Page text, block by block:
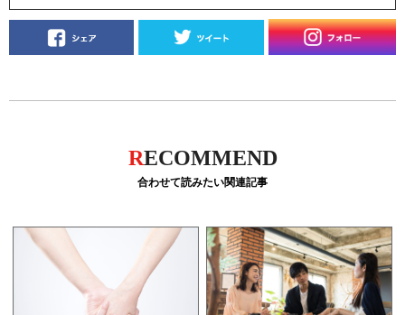
RECOMMEND
合わせて読みたい関連記事